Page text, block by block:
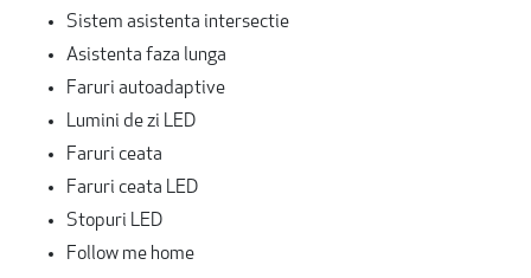
Sistem asistenta intersectie
Asistenta faza lunga
Faruri autoadaptive
Lumini de zi LED
Faruri ceata
Faruri ceata LED
Stopuri LED
Follow me home